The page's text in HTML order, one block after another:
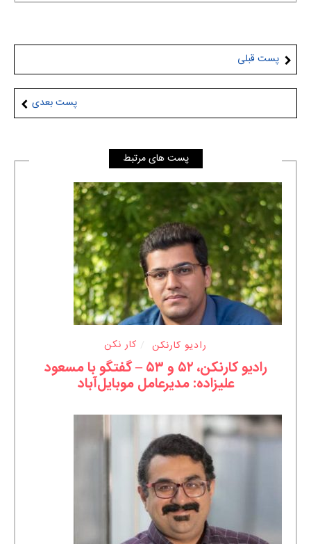
پست قبلی
پست بعدی
پست های مرتبط
رادیو کارنکن کار نکن
رادیو کارنکن، ۵۲ و ۵۳ – گفتگو با مسعود
علیزاده: مدیرعامل موبایل‌آباد